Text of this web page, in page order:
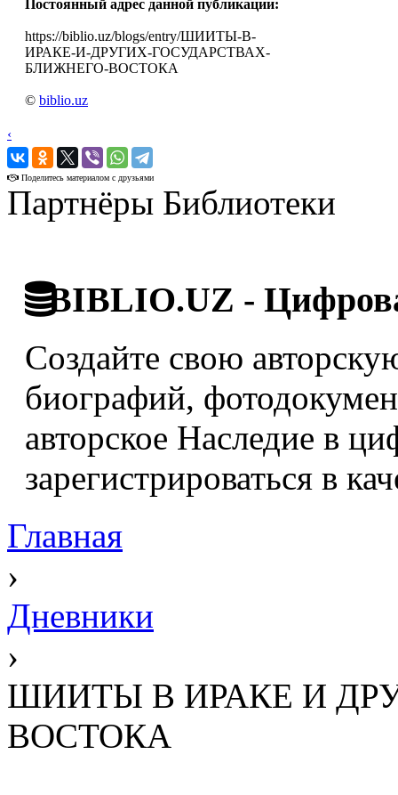
Постоянный адрес данной публикации:
https://biblio.uz/blogs/entry/ШИИТЫ-В-
ИРАКЕ-И-ДРУГИХ-ГОСУДАРСТВАХ-
БЛИЖНЕГО-ВОСТОКА
© biblio.uz
‹
›
Поделитесь материалом с друзьями
Партнёры Библиотеки
BIBLIO.UZ -
Создайте свою
биографий,
авторское Наследие в
зарегистрироваться в
Главная
›
Дневники
›
ШИИТЫ В ИРАКЕ И
ВОСТОКА